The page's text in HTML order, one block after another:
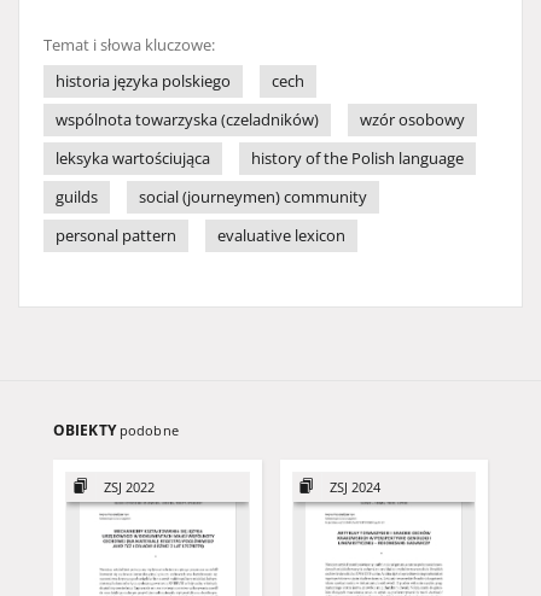
Temat i słowa kluczowe:
historia języka polskiego
cech
wspólnota towarzyska (czeladników)
wzór osobowy
leksyka wartościująca
history of the Polish language
guilds
social (journeymen) community
personal pattern
evaluative lexicon
OBIEKTY podobne
ZSJ 2022 ZSJ 2024